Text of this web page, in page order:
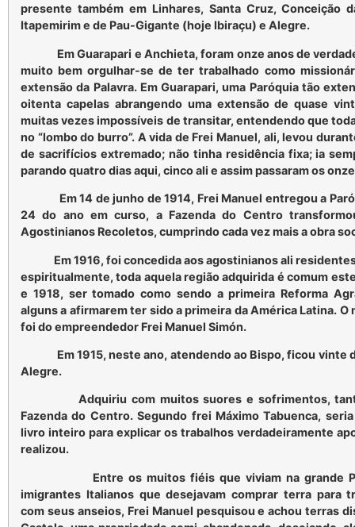
presente também em Linhares, Santa Cruz, Conceição
Itapemirim e de Pau-Gigante (hoje Ibiraçu) e Alegre.
Em Guarapari e Anchieta, foram onze anos de
muito bem orgulhar-se de ter trabalhado como
extensão da Palavra. Em Guarapari, uma Paróquia tão
oitenta capelas abrangendo uma extensão de quase
muitas vezes impossíveis de transitar, entendendo que
no “lombo do burro”. A vida de Frei Manuel, ali, levou
de sacrifícios extremado; não tinha residência fixa; ia
parando quatro dias aqui, cinco ali e assim passaram os
Em 14 de junho de 1914, Frei Manuel entregou a
24 do ano em curso, a Fazenda do Centro
Agostinianos Recoletos, cumprindo cada vez mais a obra
Em 1916, foi concedida aos agostinianos ali
espiritualmente, toda aquela região adquirida é comum
e 1918, ser tomado como sendo a primeira Reforma
alguns a afirmarem ter sido a primeira da América Latina.
foi do empreendedor Frei Manuel Simón.
Em 1915, neste ano, atendendo ao Bispo, ficou vinte
Alegre.
Adquiriu com muitos suores e sofrimentos, tanto
Fazenda do Centro. Segundo frei Máximo Tabuenca,
livro inteiro para explicar os trabalhos verdadeiramente
realizou.
Entre os muitos fiéis que viviam na grande
imigrantes Italianos que desejavam comprar terra para
com seus anseios, Frei Manuel pesquisou e achou terras